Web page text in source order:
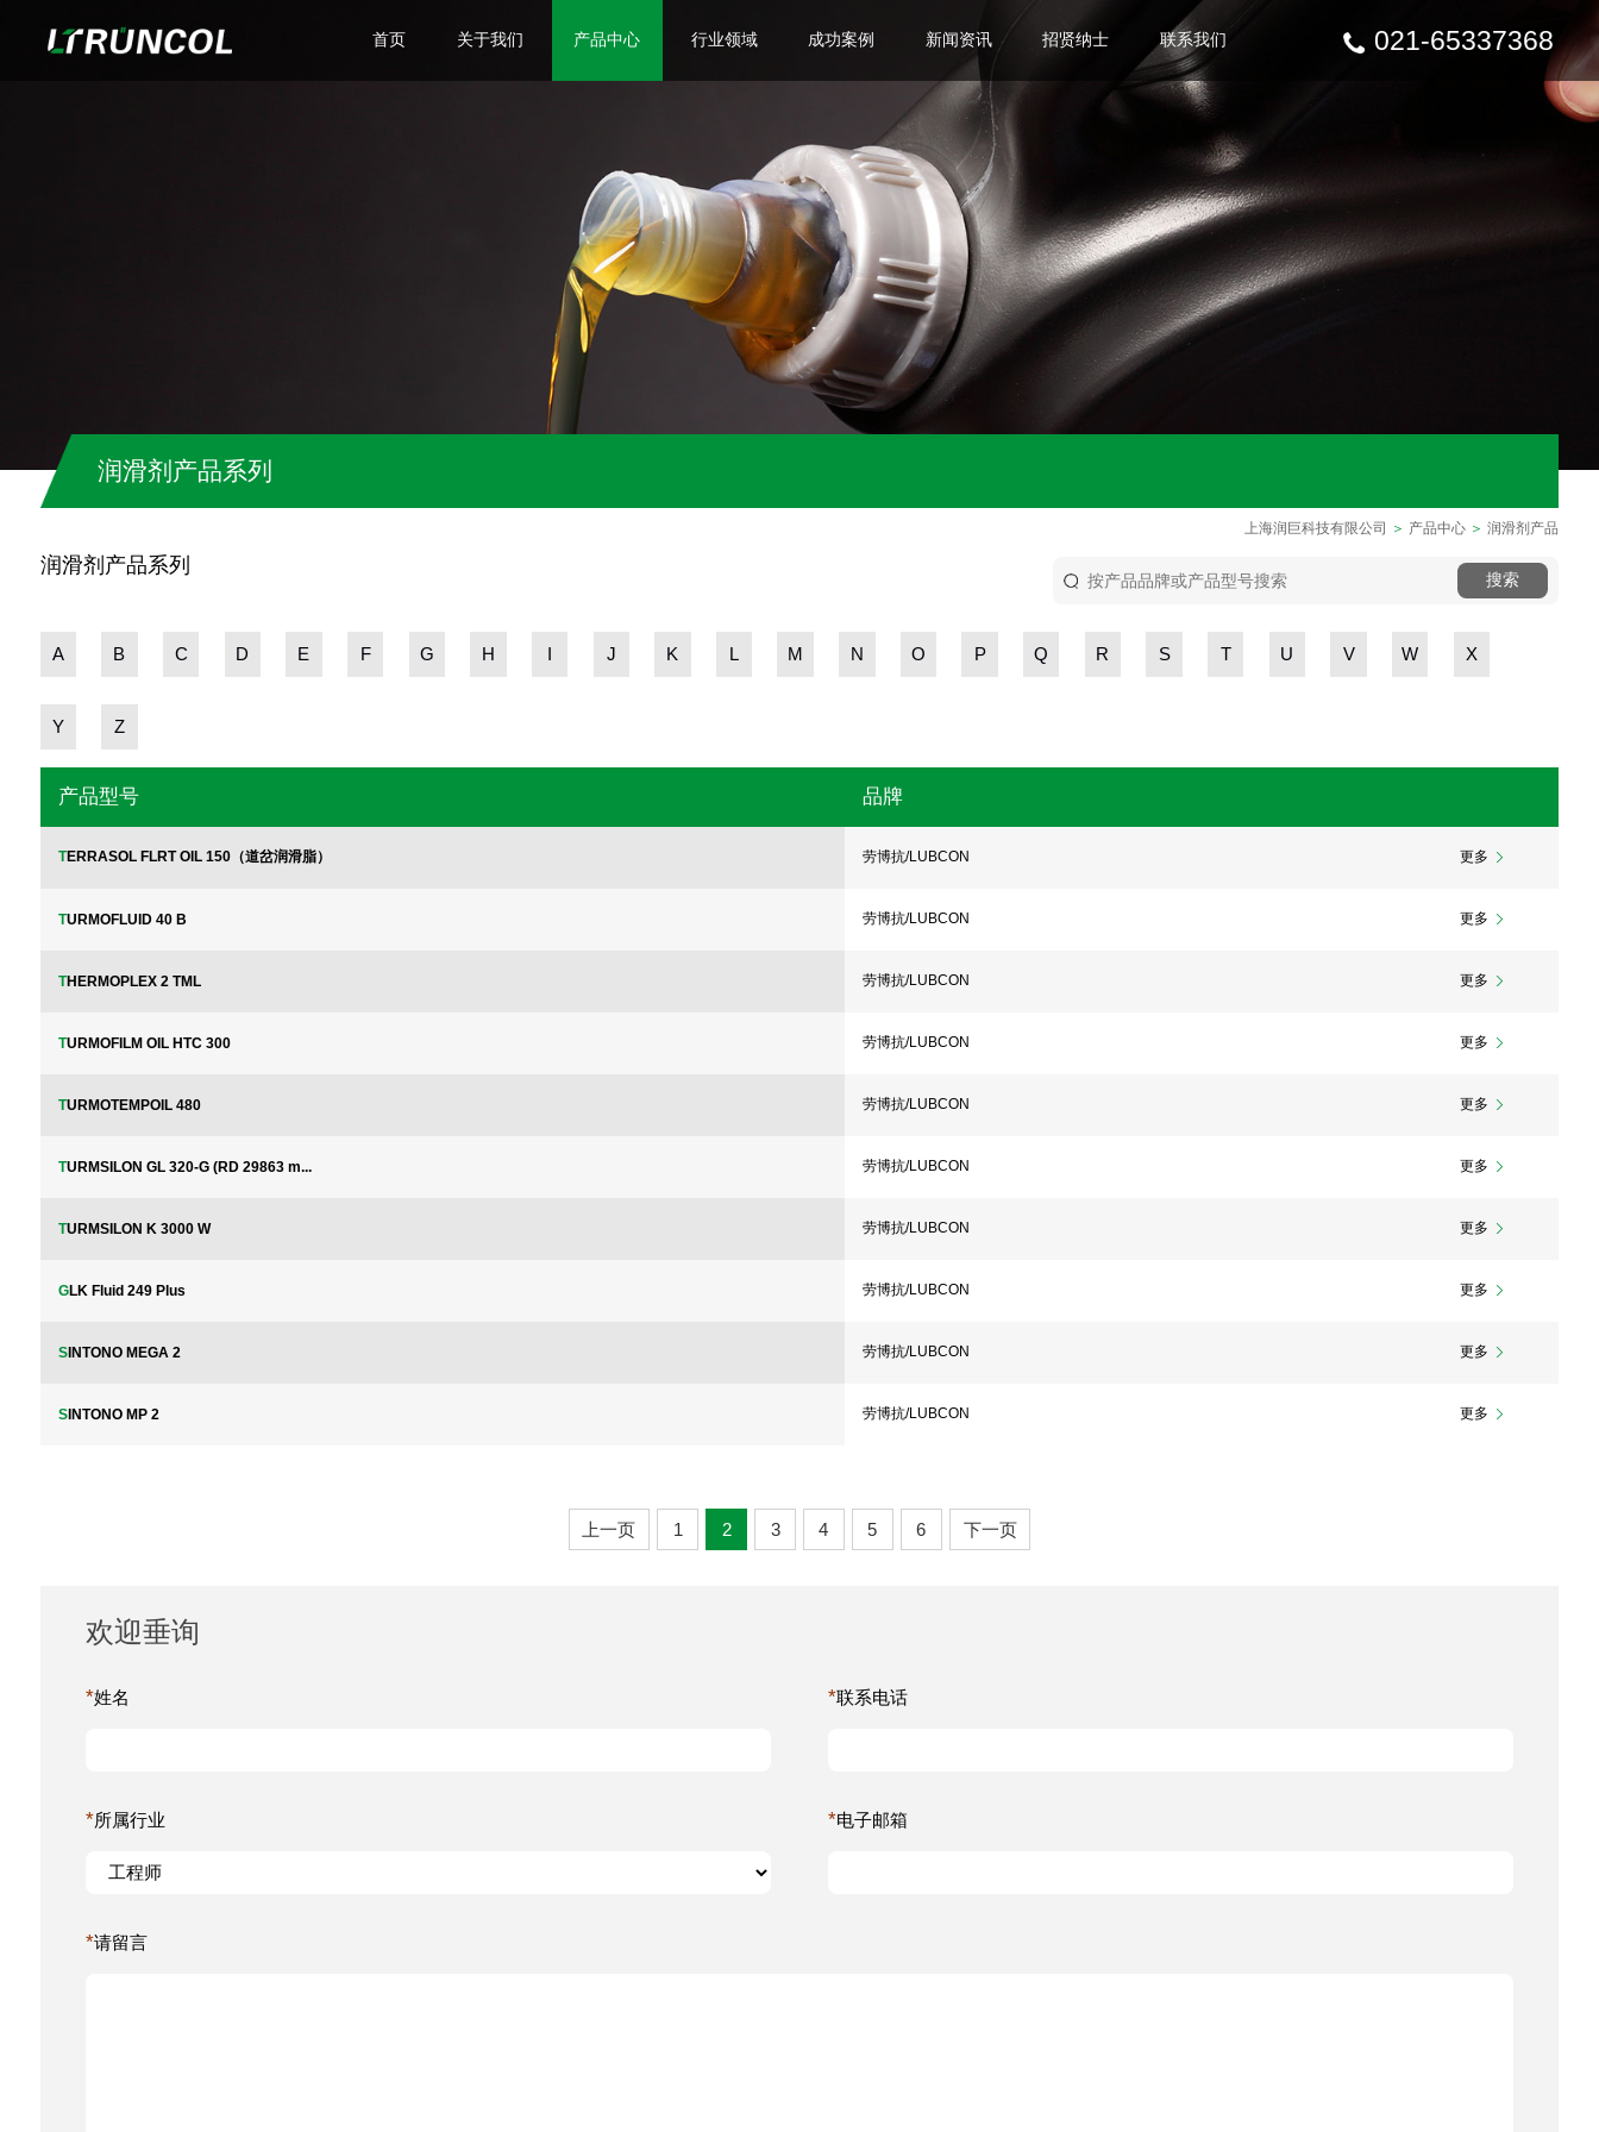
首页 关于我们 产品中心 行业领域 成功案例 新闻资讯
公司动态
行业资讯
招贤纳士 联系我们 021-65337368
润滑剂产品系列
上海润巨科技有限公司 ＞ 产品中心 ＞润滑剂产品
润滑剂产品系列
A B C D E F G H I J K L M N O P Q R S T U V W X
Y Z
产品型号 品牌
TERRASOL FLRT OIL 150（道岔润滑脂） 劳博抗/LUBCON 更多
TURMOFLUID 40 B 劳博抗/LUBCON 更多
THERMOPLEX 2 TML 劳博抗/LUBCON 更多
TURMOFILM OIL HTC 300 劳博抗/LUBCON 更多
TURMOTEMPOIL 480 劳博抗/LUBCON 更多
TURMSILON GL 320-G (RD 29863 m... 劳博抗/LUBCON 更多
TURMSILON K 3000 W 劳博抗/LUBCON 更多
GLK Fluid 249 Plus 劳博抗/LUBCON 更多
SINTONO MEGA 2 劳博抗/LUBCON 更多
SINTONO MP 2 劳博抗/LUBCON 更多
上一页 1 2 3 4 5 6 下一页
欢迎垂询
*姓名 *联系电话
*所属行业 *电子邮箱
*请留言